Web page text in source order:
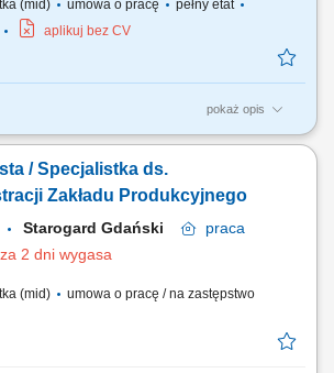
(mid) umowa o pracę
pełny etat
aplikuj bez CV
pokaż opis
Kompleksowe prowadzenie procesów
oraz pobytu obywateli państw trzecich;
dokumentów związanych z uzyskaniem:
o powierzeniu wykonywania pracy;
i pracę;...
/ Specjalistka ds.
Zakładu Produkcyjnego
Starogard Gdański
praca
za 2 dni wygasa
(mid)
umowa o pracę / na zastępstwo